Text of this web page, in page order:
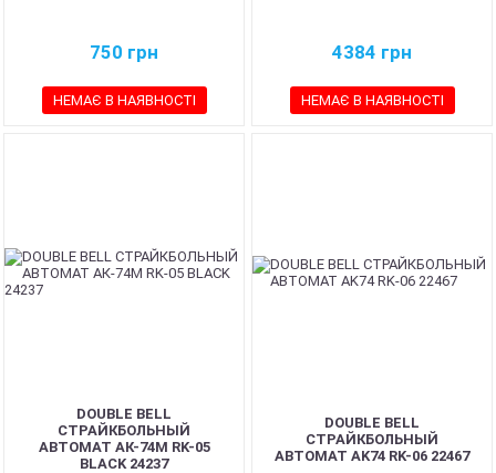
750 грн
НЕМАЄ В НАЯВНОСТІ
4384 грн
НЕМАЄ В НАЯВНОСТІ
DOUBLE BELL
СТРАЙКБОЛЬНЫЙ
АВТОМАТ АК-74М RK-05
BLACK 24237
DOUBLE BELL
СТРАЙКБОЛЬНЫЙ
АВТОМАТ AK74 RK-06 22467